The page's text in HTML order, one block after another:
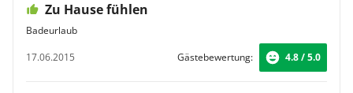
Zu Hause fühlen
Badeurlaub
17.06.2015
Gästebewertung: 4.8 / 5.0